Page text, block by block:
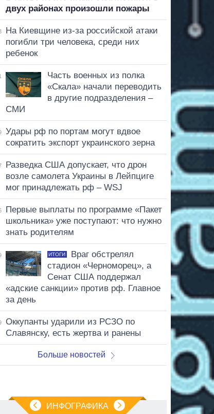
двух районах произошли пожары
На Киевщине из-за российской атаки
погибли три человека, среди них
ребенок
Часть военных из полка
«Скала» начали переводить
в другие подразделения –
СМИ
Удары рф по портам могут вдвое
сократить экспорт украинского зерна
Разведка США допускает, что дрон
возле самолета Украины в Лейпциге
мог принадлежать рф – WSJ
Первые выплаты по программе «Пакет
школьника» уже поступают: что нужно
знать родителям
ИТОГИ
Враг обстрелял
стадион «Черноморец», а
Сенат США поддержал
«адские санкции» против рф. Главное
за день
Оккупанты ударили из РСЗО по
Славянску, есть жертва и ранены
Больше новостей
ИНФОГРАФИКА